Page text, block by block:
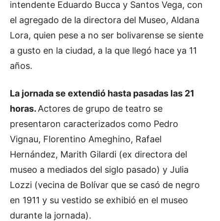
intendente Eduardo Bucca y Santos Vega, con
el agregado de la directora del Museo, Aldana
Lora, quien pese a no ser bolivarense se siente
a gusto en la ciudad, a la que llegó hace ya 11
años.
La jornada se extendió hasta pasadas las 21
horas. Actores de grupo de teatro se
presentaron caracterizados como Pedro
Vignau, Florentino Ameghino, Rafael
Hernández, Marith Gilardi (ex directora del
museo a mediados del siglo pasado) y Julia
Lozzi (vecina de Bolívar que se casó de negro
en 1911 y su vestido se exhibió en el museo
durante la jornada).